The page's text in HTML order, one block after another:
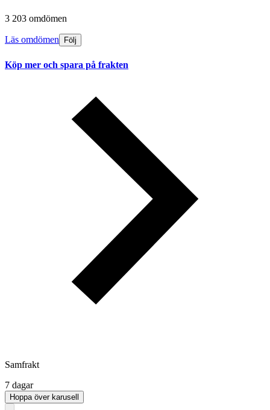
3 203 omdömen
Läs omdömen Följ
Köp mer och spara på frakten
Samfrakt
7 dagar
Hoppa över karusell